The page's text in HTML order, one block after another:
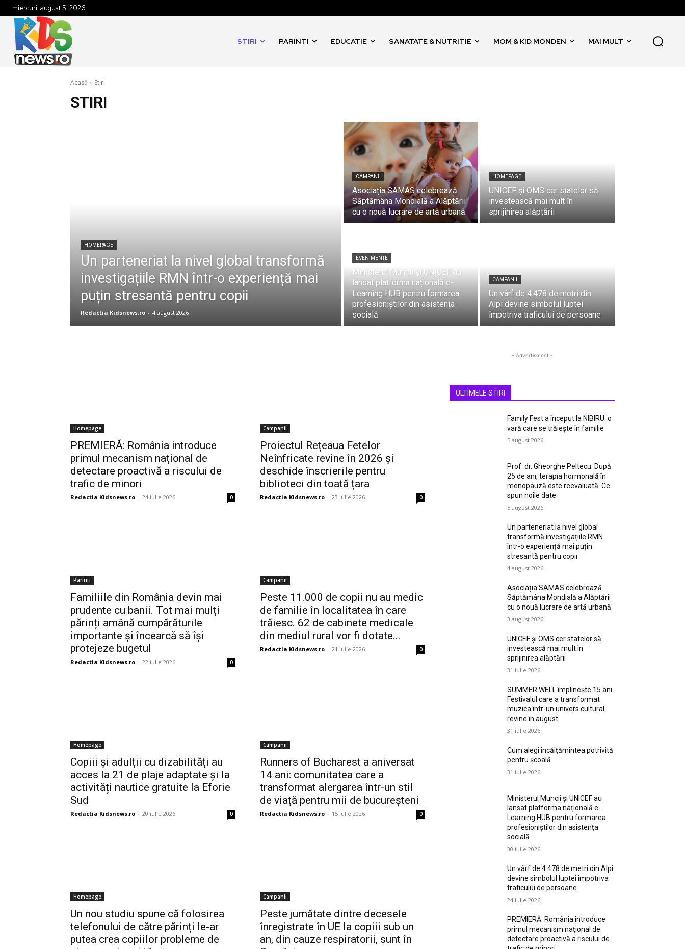
miercuri, august 5, 2026
STIRI PARINTI EDUCATIE SANATATE & NUTRITIE MOM & KID MONDEN MAI MULT
Acasă Stiri
STIRI
HOMEPAGE
Un parteneriat la nivel global transformă
investigațiile RMN într-o experiență mai
puțin stresantă pentru copii
Redactia Kidsnews.ro - 4 august 2026
CAMPANII
Asociația SAMAS celebrează
Săptămâna Mondială a Alăptării
cu o nouă lucrare de artă urbană
HOMEPAGE
UNICEF și OMS cer statelor să
investească mai mult în
sprijinirea alăptării
EVENIMENTE
Ministerul Muncii și UNICEF au
lansat platforma națională e-
Learning HUB pentru formarea
profesioniștilor din asistența
socială
CAMPANII
Un vârf de 4.478 de metri din
Alpi devine simbolul luptei
împotriva traficului de persoane
Homepage
PREMIERĂ: România introduce
primul mecanism național de
detectare proactivă a riscului de
trafic de minori
Redactia Kidsnews.ro - 24 iulie 2026 0
Campanii
Proiectul Rețeaua Fetelor
Neînfricate revine în 2026 și
deschide înscrierile pentru
biblioteci din toată țara
Redactia Kidsnews.ro - 23 iulie 2026 0
Parinti
Familiile din România devin mai
prudente cu banii. Tot mai mulți
părinți amână cumpărăturile
importante și încearcă să își
protejeze bugetul
Redactia Kidsnews.ro - 22 iulie 2026 0
Campanii
Peste 11.000 de copii nu au medic
de familie în localitatea în care
trăiesc. 62 de cabinete medicale
din mediul rural vor fi dotate...
Redactia Kidsnews.ro - 21 iulie 2026 0
Homepage
Copiii și adulții cu dizabilități au
acces la 21 de plaje adaptate și la
activități nautice gratuite la Eforie
Sud
Redactia Kidsnews.ro - 20 iulie 2026 0
Campanii
Runners of Bucharest a aniversat
14 ani: comunitatea care a
transformat alergarea într-un stil
de viață pentru mii de bucureșteni
Redactia Kidsnews.ro - 15 iulie 2026 0
Homepage
Un nou studiu spune că folosirea
telefonului de către părinți le-ar
putea crea copiilor probleme de
Campanii
Peste jumătate dintre decesele
înregistrate în UE la copiii sub un
an, din cauze respiratorii, sunt în
- Advertisment -
ULTIMELE STIRI
Family Fest a început la NIBIRU: o
vară care se trăiește în familie
5 august 2026
Prof. dr. Gheorghe Peltecu: După
25 de ani, terapia hormonală în
menopauză este reevaluată. Ce
spun noile date
5 august 2026
Un parteneriat la nivel global
transformă investigațiile RMN
într-o experiență mai puțin
stresantă pentru copii
4 august 2026
Asociația SAMAS celebrează
Săptămâna Mondială a Alăptării
cu o nouă lucrare de artă urbană
3 august 2026
UNICEF și OMS cer statelor să
investească mai mult în
sprijinirea alăptării
31 iulie 2026
SUMMER WELL împlinește 15 ani.
Festivalul care a transformat
muzica într-un univers cultural
revine în august
31 iulie 2026
Cum alegi încălțămintea potrivită
pentru școală
31 iulie 2026
Ministerul Muncii și UNICEF au
lansat platforma națională e-
Learning HUB pentru formarea
profesioniștilor din asistența
socială
30 iulie 2026
Un vârf de 4.478 de metri din Alpi
devine simbolul luptei împotriva
traficului de persoane
24 iulie 2026
PREMIERĂ: România introduce
primul mecanism național de
detectare proactivă a riscului de